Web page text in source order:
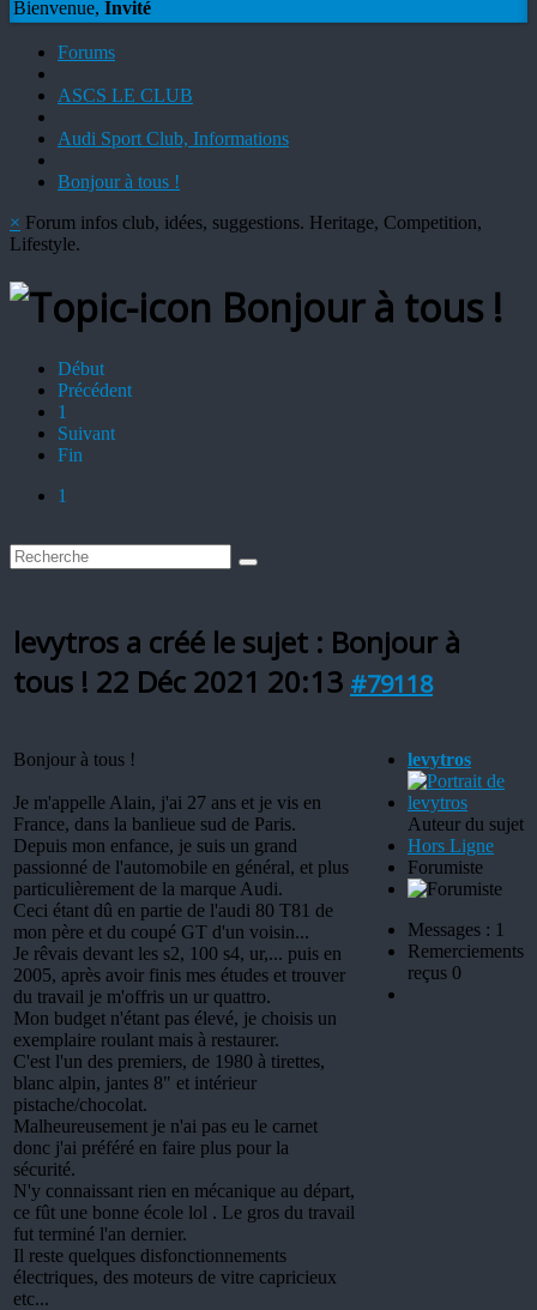
Bienvenue, Invité
Forums
ASCS LE CLUB
Audi Sport Club, Informations
Bonjour à tous !
× Forum infos club, idées, suggestions. Heritage, Competition,
Lifestyle.
Bonjour à tous !
Début
Précédent
1
Suivant
Fin
1
levytros a créé le sujet : Bonjour à
tous ! 22 Déc 2021 20:13 #79118
Bonjour à tous !
Je m'appelle Alain, j'ai 27 ans et je vis en
France, dans la banlieue sud de Paris.
Depuis mon enfance, je suis un grand
passionné de l'automobile en général, et plus
particulièrement de la marque Audi.
Ceci étant dû en partie de l'audi 80 T81 de
mon père et du coupé GT d'un voisin...
Je rêvais devant les s2, 100 s4, ur,... puis en
2005, après avoir finis mes études et trouver
du travail je m'offris un ur quattro.
Mon budget n'étant pas élevé, je choisis un
exemplaire roulant mais à restaurer.
C'est l'un des premiers, de 1980 à tirettes,
blanc alpin, jantes 8" et intérieur
pistache/chocolat.
Malheureusement je n'ai pas eu le carnet
donc j'ai préféré en faire plus pour la
sécurité.
N'y connaissant rien en mécanique au départ,
ce fût une bonne école lol . Le gros du travail
fut terminé l'an dernier.
Il reste quelques disfonctionnements
électriques, des moteurs de vitre capricieux
etc...
levytros
Auteur du sujet
Hors Ligne
Forumiste
Messages : 1
Remerciements
reçus 0